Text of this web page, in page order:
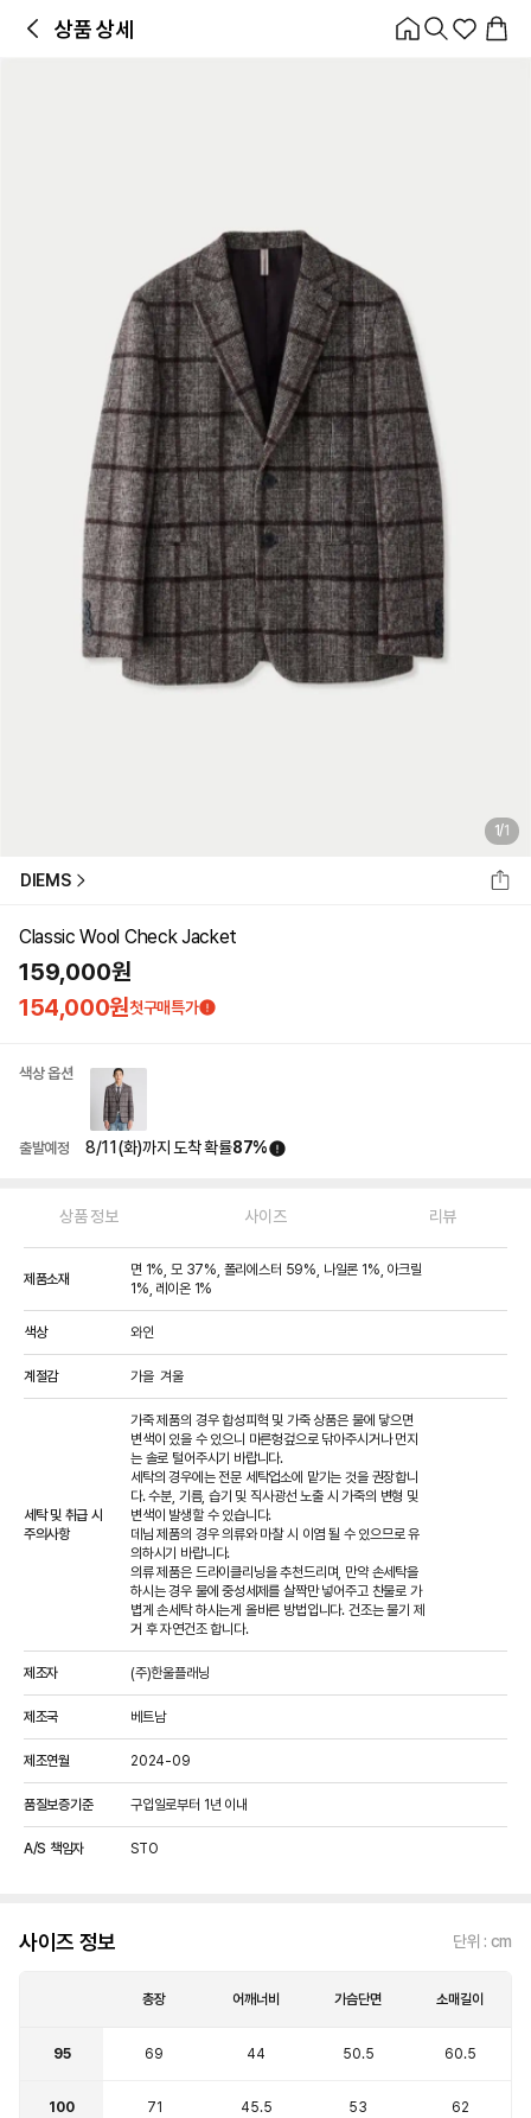
앱 첫 구매 시 10% 쿠폰 + 무료 교환/배송 앱 열기
상품 상세
1/1
DIEMS
Classic Wool Check Jacket
159,000원
154,000원첫구매특가
색상 옵션
출발예정 8/11(화)까지 도착 확률87%
상품 정보 사이즈 리뷰
제품소재
면 1%, 모 37%, 폴리에스터 59%, 나일론 1%, 아크릴
1%, 레이온 1%
색상 와인
계절감 가을 겨울
세탁 및 취급 시
주의사항
가죽 제품의 경우 합성피혁 및 가죽 상품은 물에 닿으면
변색이 있을 수 있으니 마른헝겊으로 닦아주시거나 먼지
는 솔로 털어주시기 바랍니다.
세탁의 경우에는 전문 세탁업소에 맡기는 것을 권장합니
다. 수분, 기름, 습기 및 직사광선 노출 시 가죽의 변형 및
변색이 발생할 수 있습니다.
데님 제품의 경우 의류와 마찰 시 이염 될 수 있으므로 유
의하시기 바랍니다.
의류 제품은 드라이클리닝을 추천드리며, 만약 손세탁을
하시는 경우 물에 중성세제를 살짝만 넣어주고 찬물로 가
볍게 손세탁 하시는게 올바른 방법입니다. 건조는 물기 제
거 후 자연건조 합니다.
제조자 (주)한울플래닝
제조국 베트남
제조연월 2024-09
품질보증기준 구입일로부터 1년 이내
A/S 책임자 STO
사이즈 정보 단위 : cm
총장 어깨너비 가슴단면 소매길이
95 69 44 50.5 60.5
100 71 45.5 53 62